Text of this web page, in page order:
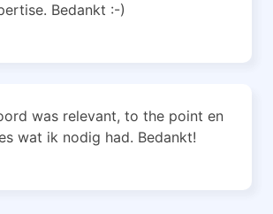
Bedankt :-)
was relevant, to the point en
wat ik nodig had. Bedankt!